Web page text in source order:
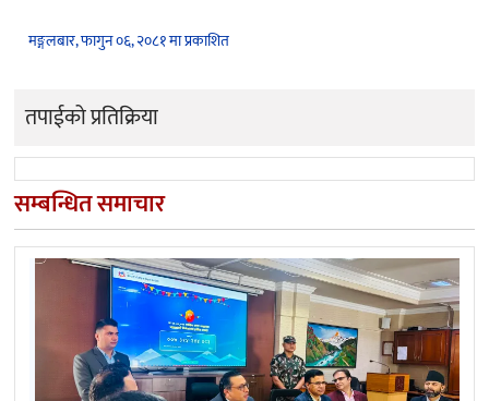
मङ्गलबार, फागुन ०६, २०८१ मा प्रकाशित
तपाईको प्रतिक्रिया
सम्बन्धित समाचार